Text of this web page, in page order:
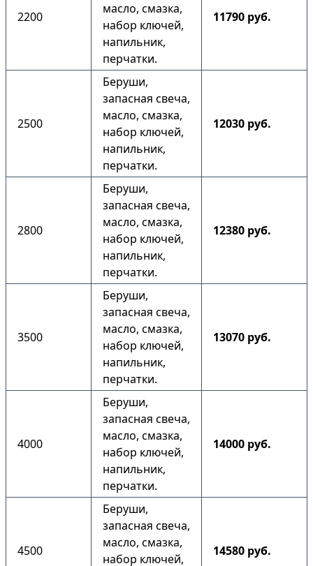
2200
масло, смазка,
набор ключей,
напильник,
перчатки.
11790 руб.
2500
Беруши,
запасная свеча,
масло, смазка,
набор ключей,
напильник,
перчатки.
12030 руб.
2800
Беруши,
запасная свеча,
масло, смазка,
набор ключей,
напильник,
перчатки.
12380 руб.
3500
Беруши,
запасная свеча,
масло, смазка,
набор ключей,
напильник,
перчатки.
13070 руб.
4000
Беруши,
запасная свеча,
масло, смазка,
набор ключей,
напильник,
перчатки.
14000 руб.
4500
Беруши,
запасная свеча,
масло, смазка,
набор ключей,
14580 руб.